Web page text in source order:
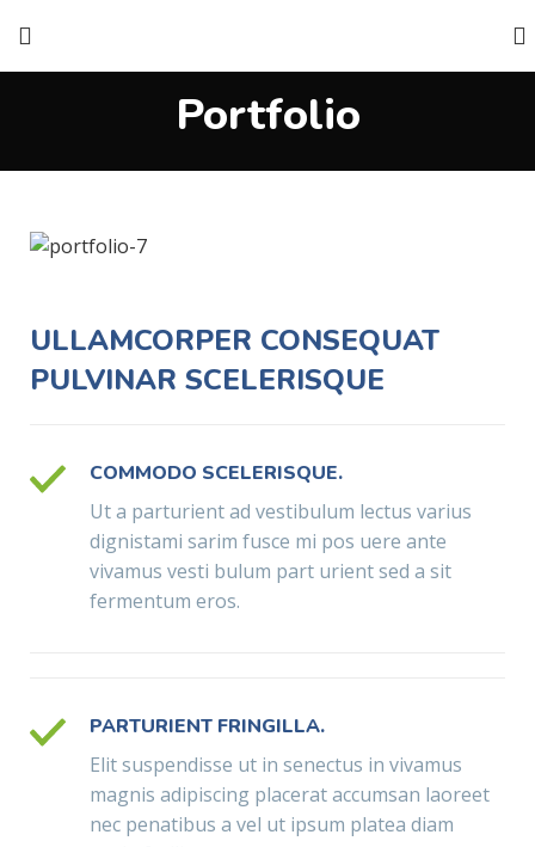
Portfolio
ULLAMCORPER CONSEQUAT
PULVINAR SCELERISQUE
COMMODO SCELERISQUE.
Ut a parturient ad vestibulum lectus varius
dignistami sarim fusce mi pos uere ante
vivamus vesti bulum part urient sed a sit
fermentum eros.
PARTURIENT FRINGILLA.
Elit suspendisse ut in senectus in vivamus
magnis adipiscing placerat accumsan laoreet
nec penatibus a vel ut ipsum platea diam